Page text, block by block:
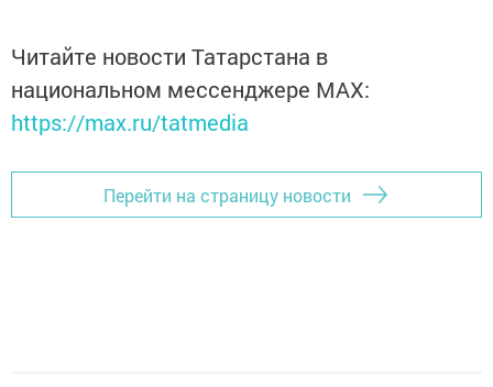
Читайте новости Татарстана в
национальном мессенджере MАХ:
https://max.ru/tatmedia
Перейти на страницу новости